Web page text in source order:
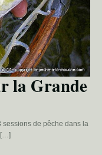
la Grande
de pêche dans la
[…]